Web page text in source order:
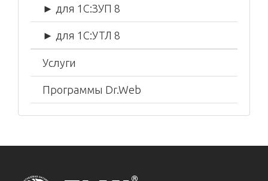
► для 1С:ЗУП 8
► для 1С:УТЛ 8
Услуги
Программы Dr.Web